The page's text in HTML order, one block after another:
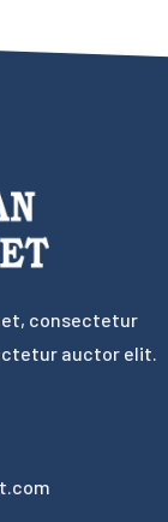
consectetur
auctor elit.